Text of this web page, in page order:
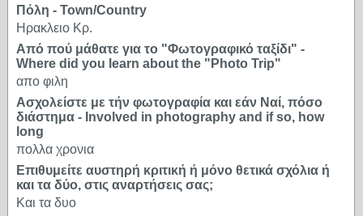
Πόλη - Town/Country
Ηρακλειο Κρ.
Από πού μάθατε για το "Φωτογραφικό ταξίδι" -
Where did you learn about the "Photo Trip"
απο φιλη
Ασχολείστε με τήν φωτογραφία και εάν Ναί, πόσο
διάστημα - Involved in photography and if so, how
long
πολλα χρονια
Επιθυμείτε αυστηρή κριτική ή μόνο θετικά σχόλια ή
και τα δύο, στις αναρτήσεις σας;
Και τα δυο